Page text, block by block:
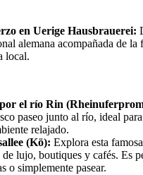
en Uerige Hausbrauerei:
alemana acompañada de la
local.
por el río Rin
paseo junto al río, ideal
relajado.
(Kö): Explora esta
de lujo, boutiques y cafés. Es
o simplemente pasear.